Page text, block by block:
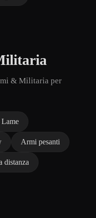
& Militaria per
Lame
Armi pesanti
distanza